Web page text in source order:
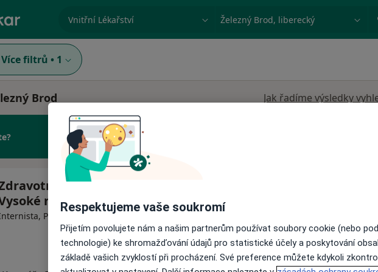
specializace, nemoc nebo příjmeníMěsto nebo region
Více filtrů • 1
Brod Jak řadíme výsledky
středisko
nad Jizerou s.r.o.
Praktický lékař
Online rezervace termínu není k
Zobrazit profil
Respektujeme vaše soukromí
Přijetím povolujete nám a našim partnerům používat soubory cookie (nebo
technologie) ke shromažďování údajů pro statistické účely a poskytování
základě vašich zvyklostí při procházení. Své preference můžete kdykoli